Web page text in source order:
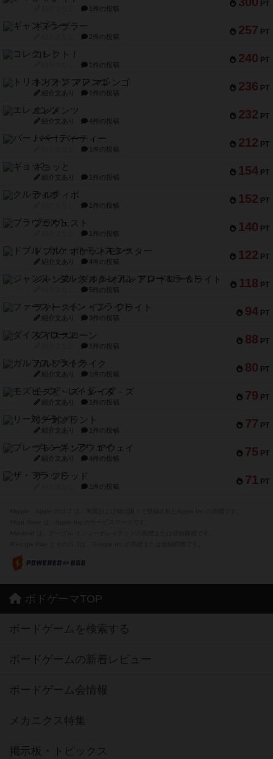
PT
1件の投稿
257 PT
ギャンブラー
2件の投稿
240 PT
コレクト！
1件の投稿
236 PT
トリオンフ ア マレンゴ
紹介文あり 1件の投稿
232 PT
エレメンツ
紹介文あり 4件の投稿
212 PT
バー！パーティー
1件の投稿
154 PT
ギョッと
紹介文あり 1件の投稿
152 PT
クルティボ
1件の投稿
140 PT
ブラヴェスト
1件の投稿
122 PT
ドブル：ポケットモンスター
紹介文あり 4件の投稿
118 PT
ジャンヌ・ダルク-オルレアン ドロー＆ライト
5件の投稿
94 PT
ファースト・イン・フライト
紹介文あり 3件の投稿
88 PT
ダイススローン
1件の投稿
80 PT
ガルフストライク
紹介文あり 1件の投稿
79 PT
モズビ－ズ・レイダ－ズ
紹介文あり 1件の投稿
77 PT
リー対グラント
紹介文あり 1件の投稿
75 PT
ブレーキング・アウェイ
紹介文あり 4件の投稿
71 PT
ザ・フラッド
1件の投稿
ボドゲーマTOP
ボードゲームを検索する
ボードゲームの新着レビュー
ボードゲーム会情報
メカニクス特集
掲示板・トピックス